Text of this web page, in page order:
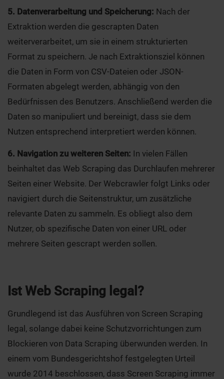
5. Datenverarbeitung und Speicherung: Nach der
Extraktion werden die gescrapten Daten
weiterverarbeitet, um sie in einem strukturierten
Format zu speichern. Je nach Extraktionsziel können
die Daten in Form von CSV-Dateien oder JSON-
Formaten abgelegt werden, abhängig von den
Bedürfnissen des Benutzers. Anschließend werden die
Daten so manipuliert und bereinigt, dass sie dem
Nutzen entsprechend interpretiert werden können.
6. Navigation zu weiteren Seiten: In vielen Fällen
beinhaltet das Web Scraping das Durchlaufen mehrerer
Seiten einer Website. Der Webcrawler folgt Links oder
navigiert durch die Seitenstruktur, um zusätzliche
relevante Daten zu sammeln. Es obliegt also dem
Nutzer, ob spezifische Daten von einer URL oder
mehrere Seiten gescrapt werden sollen.
Ist Web Scraping legal?
Grundlegend ist das Ausführen von Screen Scraping
legal, solange dabei keine Schutzvorrichtungen zum
Blockieren von Data Scraping überwunden werden. In
einem vom Bundesgerichtshof festgelegten Urteil
wurde 2014 beschlossen, dass Screen Scraping immer